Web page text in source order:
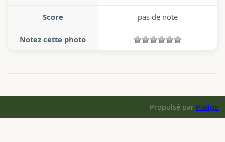
Score pas de note
Notez cette photo
Propulsé par Piwigo